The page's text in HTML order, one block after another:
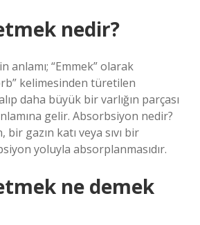
nedir?
anlamı; “Emmek” olarak
kelimesinden türetilen
daha büyük bir varlığın parçası
gelir. Absorbsiyon nedir?
gazın katı veya sıvı bir
yoluyla absorplanmasıdır.
ne demek